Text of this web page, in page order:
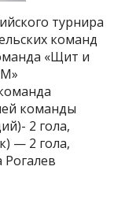
турнира
команд
«Щит и
команды
2 гола,
— 2 гола,